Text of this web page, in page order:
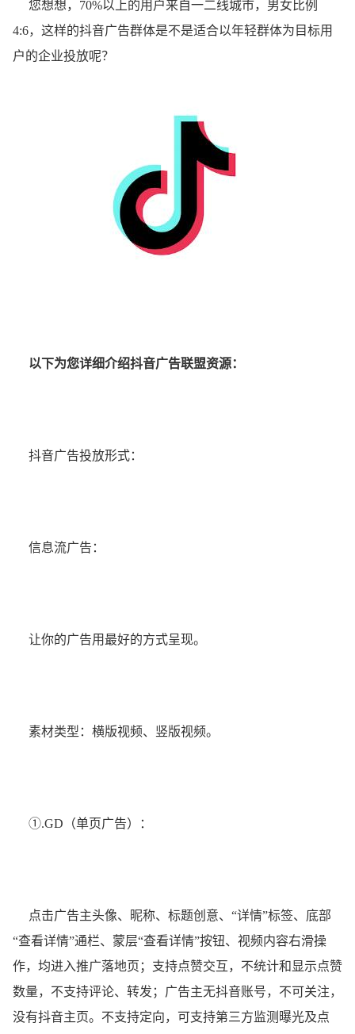
您想想，70%以上的用户来自一二线城市，男女比例
4:6，这样的抖音广告群体是不是适合以年轻群体为目标用
户的企业投放呢？
以下为您详细介绍抖音广告联盟资源：
抖音广告投放形式：
信息流广告：
让你的广告用最好的方式呈现。
素材类型：横版视频、竖版视频。
①.GD（单页广告）：
点击广告主头像、昵称、标题创意、“详情”标签、底部
“查看详情”通栏、蒙层“查看详情”按钮、视频内容右滑操
作，均进入推广落地页；支持点赞交互，不统计和显示点赞
数量，不支持评论、转发；广告主无抖音账号，不可关注，
没有抖音主页。不支持定向，可支持第三方监测曝光及点